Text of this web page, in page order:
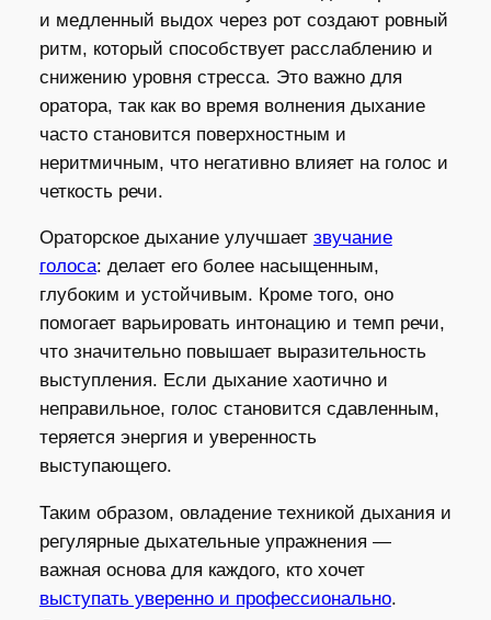
и медленный выдох через рот создают ровный
ритм, который способствует расслаблению и
снижению уровня стресса. Это важно для
оратора, так как во время волнения дыхание
часто становится поверхностным и
неритмичным, что негативно влияет на голос и
четкость речи.
Ораторское дыхание улучшает звучание
голоса: делает его более насыщенным,
глубоким и устойчивым. Кроме того, оно
помогает варьировать интонацию и темп речи,
что значительно повышает выразительность
выступления. Если дыхание хаотично и
неправильное, голос становится сдавленным,
теряется энергия и уверенность
выступающего.
Таким образом, овладение техникой дыхания и
регулярные дыхательные упражнения —
важная основа для каждого, кто хочет
выступать уверенно и профессионально.